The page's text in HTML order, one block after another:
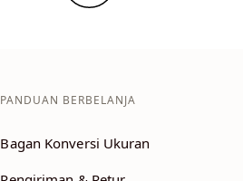
PANDUAN BERBELANJA
Bagan Konversi Ukuran